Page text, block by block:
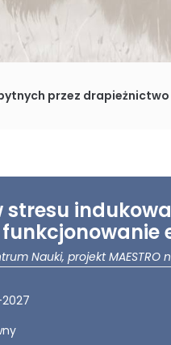
przez drapieżnictwo na
stresu
Nauki, projekt